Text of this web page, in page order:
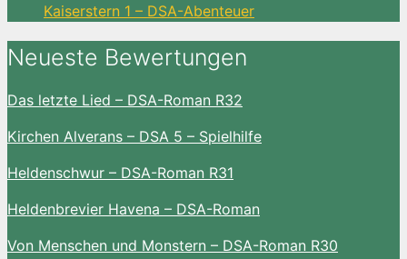
Kaiserstern 1 – DSA-Abenteuer
Neueste Bewertungen
Das letzte Lied – DSA-Roman R32
Kirchen Alverans – DSA 5 – Spielhilfe
Heldenschwur – DSA-Roman R31
Heldenbrevier Havena – DSA-Roman
Von Menschen und Monstern – DSA-Roman R30